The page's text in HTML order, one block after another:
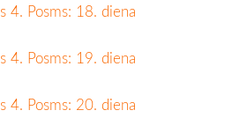
4. Posms: 18. diena
4. Posms: 19. diena
4. Posms: 20. diena